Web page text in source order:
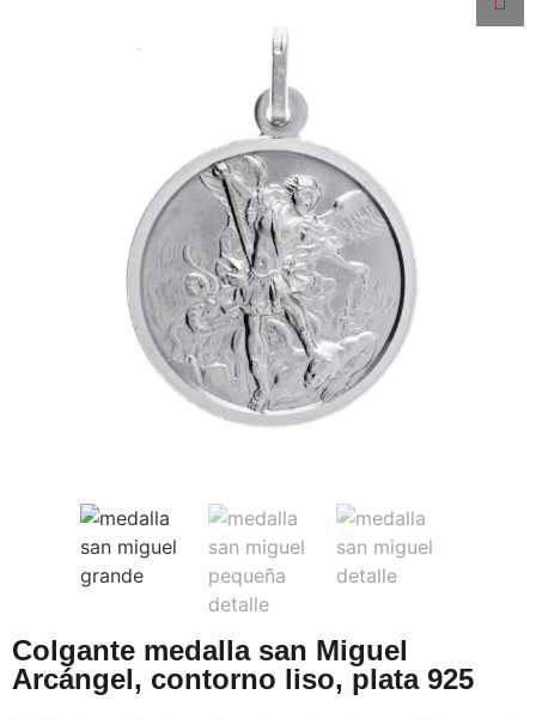
Colgante medalla san Miguel
Arcángel, contorno liso, plata 925